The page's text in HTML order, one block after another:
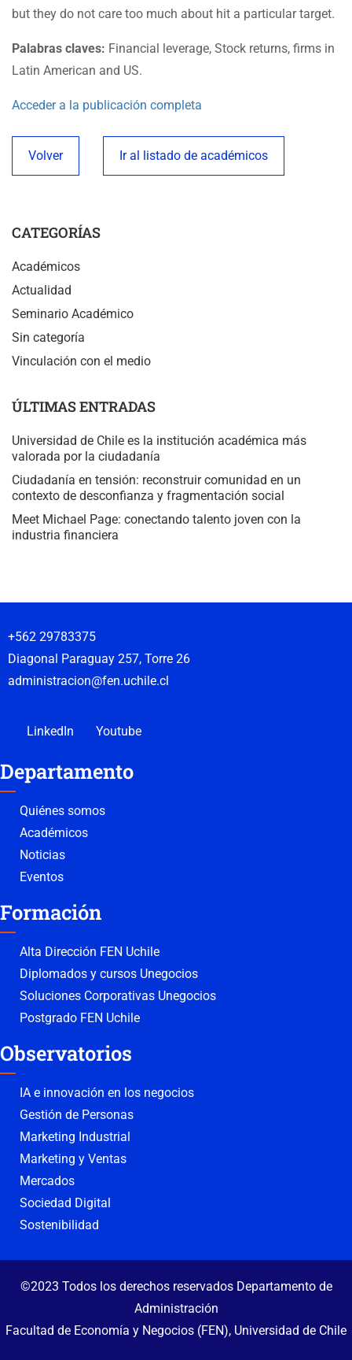
but they do not care too much about hit a particular target.
Palabras claves: Financial leverage, Stock returns, firms in
Latin American and US.
Acceder a la publicación completa
Volver Ir al listado de académicos
CATEGORÍAS
Académicos
Actualidad
Seminario Académico
Sin categoría
Vinculación con el medio
ÚLTIMAS ENTRADAS
Universidad de Chile es la institución académica más
valorada por la ciudadanía
Ciudadanía en tensión: reconstruir comunidad en un
contexto de desconfianza y fragmentación social
Meet Michael Page: conectando talento joven con la
industria financiera
+562 29783375
Diagonal Paraguay 257, Torre 26
administracion@fen.uchile.cl
LinkedIn Youtube
Departamento
Quiénes somos
Académicos
Noticias
Eventos
Formación
Alta Dirección FEN Uchile
Diplomados y cursos Unegocios
Soluciones Corporativas Unegocios
Postgrado FEN Uchile
Observatorios
IA e innovación en los negocios
Gestión de Personas
Marketing Industrial
Marketing y Ventas
Mercados
Sociedad Digital
Sostenibilidad
©2023 Todos los derechos reservados Departamento de
Administración
Facultad de Economía y Negocios (FEN), Universidad de Chile